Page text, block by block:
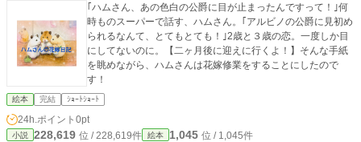
｢ハムさん、あの色白の公爵に目が止まったんですって！｣何
時ものスーパーで話す、ハムさん。｢アルビノの公爵に見初め
られるなんて、とてもとても！｣2歳と３歳の恋。一度しか目
にしてないのに。【二ヶ月後に迎えに行くよ！】そんな手紙
を眺めながら、ハムさんは花嫁修業をすることにしたので
す！
絵本 完結 ｼｮｰﾄｼｮｰﾄ
24h.ポイント 0pt
小説 228,619 位 / 228,619件 絵本 1,045 位 / 1,045件